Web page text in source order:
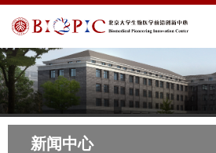
新闻中心